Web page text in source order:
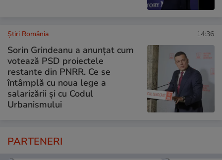
Știri România 14:36
Sorin Grindeanu a anunțat cum
votează PSD proiectele
restante din PNRR. Ce se
întâmplă cu noua lege a
salarizării și cu Codul
Urbanismului
PARTENERI